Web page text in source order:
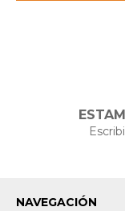
NAVEGACIÓN